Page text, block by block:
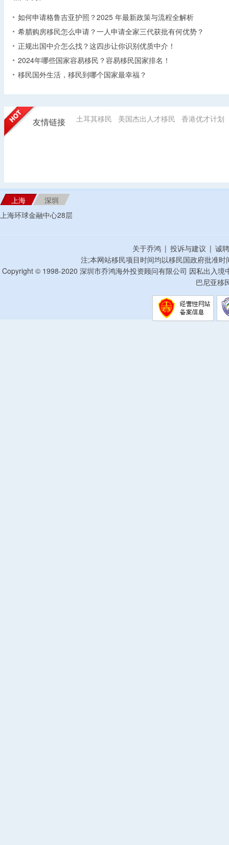
如何申请格鲁吉亚护照？2025 年最新政策与流程全解析​
希腊购房移民怎么申请？一人申请全家三代获批有何优势？​
正规出国中介怎么找？这四步让你识别优质中介！
2024年哪些国家容易移民？容易移民国家排名！
移民国外生活，移民到哪个国家最幸福？
友情链接 土耳其移民 美国杰出人才移民 香港优才计划
上海
深圳
上海环球金融中心28层
关于乔鸿 | 投诉与建议 | 诚
注;本网站移民项目时间均以移民国政府批准
Copyright © 1998-2020 深圳市乔鸿海外投资顾问有限公司 因私出入
巴尼亚移